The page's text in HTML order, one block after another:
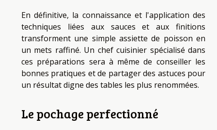
En définitive, la connaissance et l'application des
techniques liées aux sauces et aux finitions
transforment une simple assiette de poisson en
un mets raffiné. Un chef cuisinier spécialisé dans
ces préparations sera à même de conseiller les
bonnes pratiques et de partager des astuces pour
un résultat digne des tables les plus renommées.
Le pochage perfectionné